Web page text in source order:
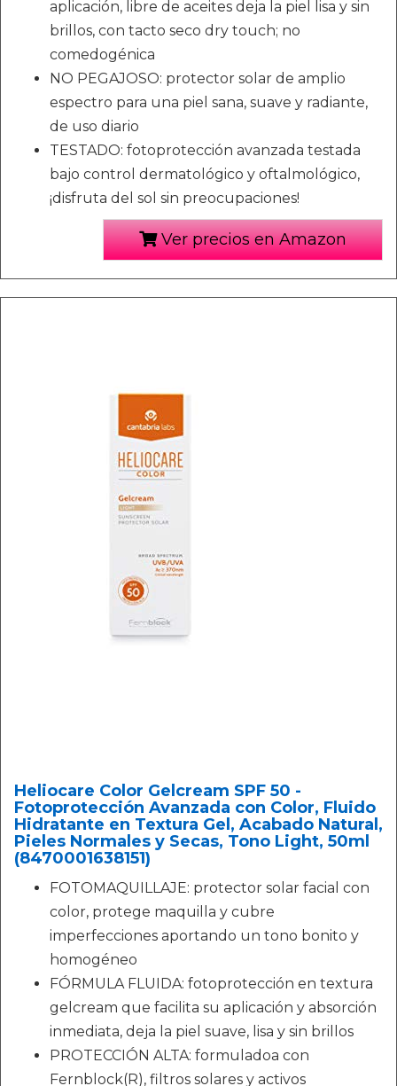
aplicación, libre de aceites deja la piel lisa y sin
brillos, con tacto seco dry touch; no
comedogénica
NO PEGAJOSO: protector solar de amplio
espectro para una piel sana, suave y radiante,
de uso diario
TESTADO: fotoprotección avanzada testada
bajo control dermatológico y oftalmológico,
¡disfruta del sol sin preocupaciones!
Ver precios en Amazon
Heliocare Color Gelcream SPF 50 -
Fotoprotección Avanzada con Color, Fluido
Hidratante en Textura Gel, Acabado Natural,
Pieles Normales y Secas, Tono Light, 50ml
(8470001638151)
FOTOMAQUILLAJE: protector solar facial con
color, protege maquilla y cubre
imperfecciones aportando un tono bonito y
homogéneo
FÓRMULA FLUIDA: fotoprotección en textura
gelcream que facilita su aplicación y absorción
inmediata, deja la piel suave, lisa y sin brillos
PROTECCIÓN ALTA: formuladoa con
Fernblock(R), filtros solares y activos